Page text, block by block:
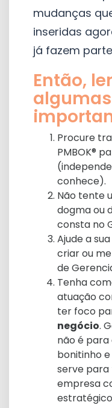
mudanças
inseridas
já fazem
Então,
Procure
PMBOK®
conhece).
Não tente
dogma ou
consta no
Ajude a
criar ou
de
Tenha
atuação
ter foco
negócio.
não é para
bonitinho
serve
empresa